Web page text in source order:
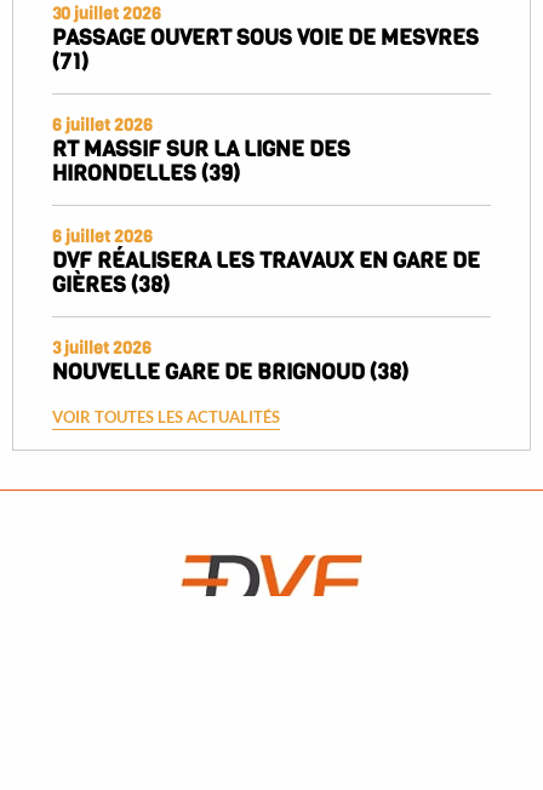
30 juillet 2026
PASSAGE OUVERT SOUS VOIE DE MESVRES
(71)
6 juillet 2026
RT MASSIF SUR LA LIGNE DES
HIRONDELLES (39)
6 juillet 2026
DVF RÉALISERA LES TRAVAUX EN GARE DE
GIÈRES (38)
3 juillet 2026
NOUVELLE GARE DE BRIGNOUD (38)
VOIR TOUTES LES ACTUALITÉS